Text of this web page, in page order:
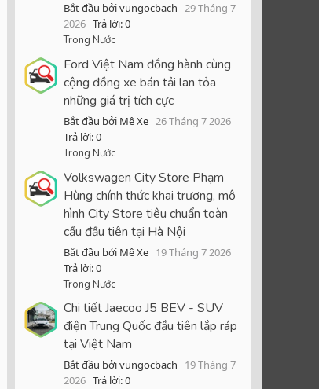
Bắt đầu bởi vungocbach 29 Tháng 7
2026 Trả lời: 0
Trong Nước
Ford Việt Nam đồng hành cùng
cộng đồng xe bán tải lan tỏa
những giá trị tích cực
Bắt đầu bởi Mê Xe 26 Tháng 7 2026
Trả lời: 0
Trong Nước
Volkswagen City Store Phạm
Hùng chính thức khai trương, mô
hình City Store tiêu chuẩn toàn
cầu đầu tiên tại Hà Nội
Bắt đầu bởi Mê Xe 19 Tháng 7 2026
Trả lời: 0
Trong Nước
Chi tiết Jaecoo J5 BEV - SUV
điện Trung Quốc đầu tiên lắp ráp
tại Việt Nam
Bắt đầu bởi vungocbach
19 Tháng 7
2026 Trả lời: 0